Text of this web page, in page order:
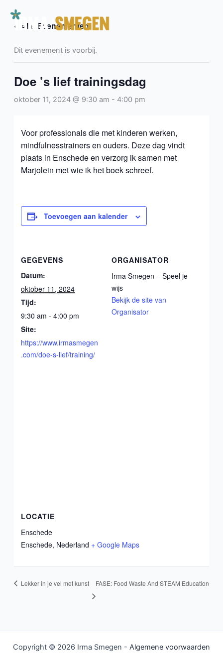
naar
« Alle Evenementen
Dit evenement is voorbij.
Doe ’s lief trainingsdag
oktober 11, 2024 @ 9:30 am - 4:00 pm
Voor professionals die met kinderen werken,
mindfulnesstrainers en ouders. Deze dag vindt
plaats in Enschede en verzorg ik samen met
Marjolein met wie ik het boek schreef.
Toevoegen aan kalender
GEGEVENS
Datum:
oktober 11, 2024
Tijd:
9:30 am - 4:00 pm
Site:
https://www.irmasmegen
.com/doe-s-lief/training/
ORGANISATOR
Irma Smegen – Speel je
wijs
Bekijk de site van
Organisator
LOCATIE
Enschede
Enschede, Nederland + Google Maps
Lekker in je vel met kunst FASE: Food Waste And STEAM Education
Copyright © 2026 Irma Smegen - Algemene voorwaarden